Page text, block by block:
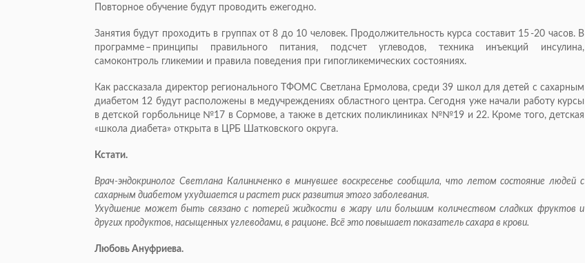
Повторное обучение будут проводить ежегодно.
Занятия будут проходить в группах от 8 до 10 человек. Продолжительность курса составит 15 -20 часов. В
программе – принципы правильного питания, подсчет углеводов, техника инъекций инсулина,
самоконтроль гликемии и правила поведения при гипогликемических состояниях.
Как рассказала директор регионального ТФОМС Светлана Ермолова, среди 39 школ для детей с сахарным
диабетом 12 будут расположены в медучреждениях областного центра. Сегодня уже начали работу курсы
в детской горбольнице №17 в Сормове, а также в детских поликлиниках №№19 и 22. Кроме того, детская
«школа диабета» открыта в ЦРБ Шатковского округа.
Кстати.
Врач-эндокринолог Светлана Калиниченко в минувшее воскресенье сообщила, что летом состояние людей с
сахарным диабетом ухудшается и растет риск развития этого заболевания.
Ухудшение может быть связано с потерей жидкости в жару или большим количеством сладких фруктов и
других продуктов, насыщенных углеводами, в рационе. Всё это повышает показатель сахара в крови.
Любовь Ануфриева.